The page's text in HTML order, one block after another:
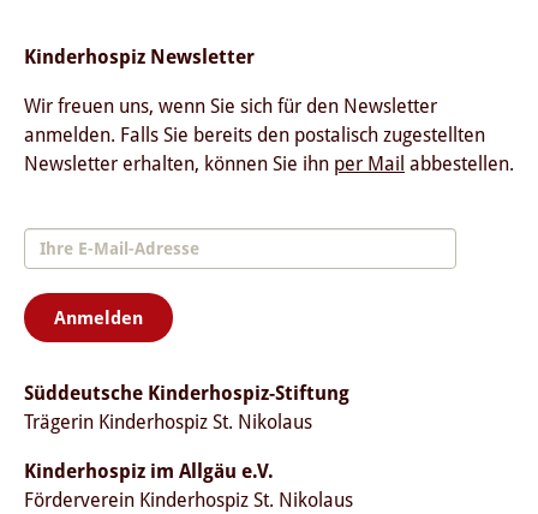
Kinderhospiz Newsletter
Wir freuen uns, wenn Sie sich für den Newsletter
anmelden. Falls Sie bereits den postalisch zugestellten
Newsletter erhalten, können Sie ihn per Mail abbestellen.
Anmelden
Süddeutsche Kinderhospiz-Stiftung
Trägerin Kinderhospiz St. Nikolaus
Kinderhospiz im Allgäu e.V.
Förderverein Kinderhospiz St. Nikolaus